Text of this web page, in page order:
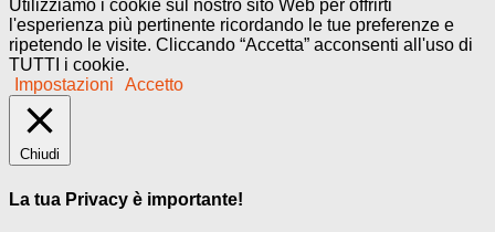
Utilizziamo i cookie sul nostro sito Web per offrirti
l'esperienza più pertinente ricordando le tue preferenze e
ripetendo le visite. Cliccando “Accetta” acconsenti all'uso di
TUTTI i cookie.
Impostazioni
Accetto
Chiudi
La tua Privacy è importante!